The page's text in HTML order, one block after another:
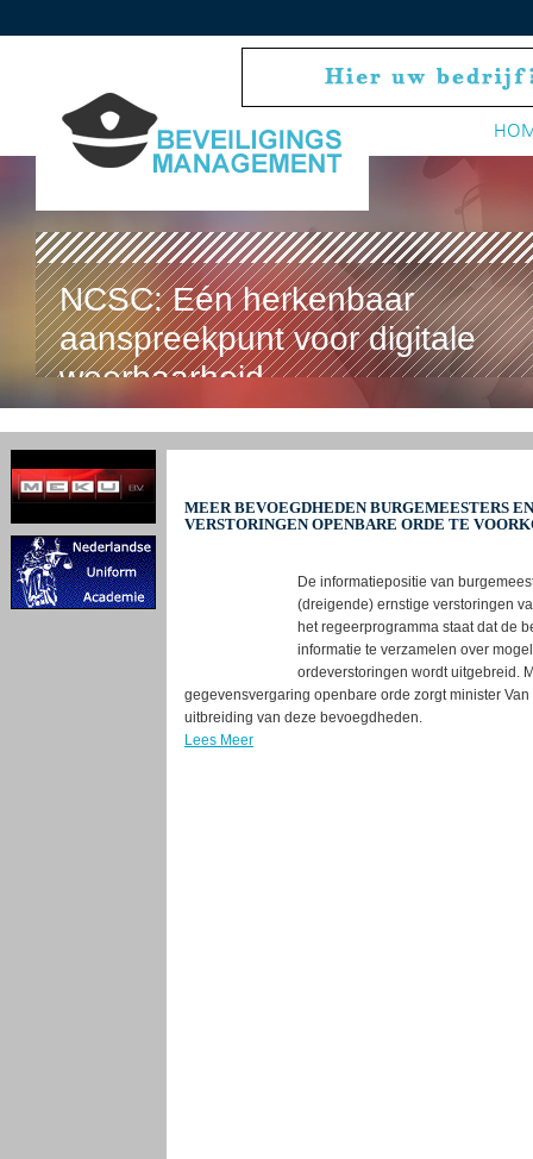
NCSC: Eén herkenbaar
aanspreekpunt voor digitale
weerbaarheid
MEER BEVOEGDHEDEN BURGEMEESTERS
VERSTORINGEN OPENBARE ORDE TE
De informatiepositie van
(dreigende) ernstige verstoringen
het regeerprogramma staat dat de
informatie te verzamelen over
ordeverstoringen wordt uitgebreid.
gegevensvergaring openbare orde zorgt minister
uitbreiding van deze bevoegdheden.
Lees Meer